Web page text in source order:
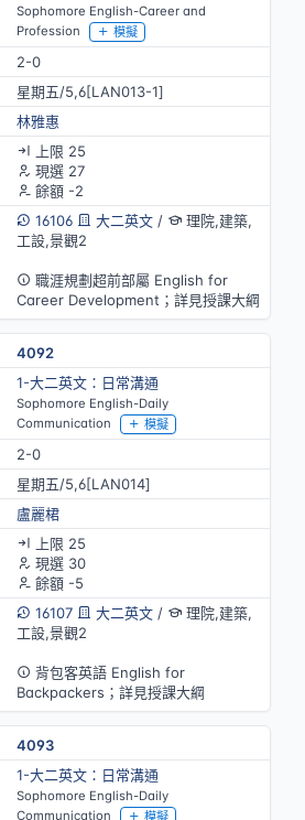
Sophomore English-Career and
Profession
模擬
2-0
星期五/5,6[LAN013-1]
林雅惠
上限 25
現選 27
餘額 -2
16106
大二英文/
理院,建築,
工設,景觀2
職涯規劃超前部屬 English for
Career Development；詳見授課大綱
4092
1-大二英文：日常溝通
Sophomore English-Daily
Communication
模擬
2-0
星期五/5,6[LAN014]
盧麗桾
上限 25
現選 30
餘額 -5
16107
大二英文/
理院,建築,
工設,景觀2
背包客英語 English for
Backpackers；詳見授課大綱
4093
1-大二英文：日常溝通
Sophomore English-Daily
Communication
模擬